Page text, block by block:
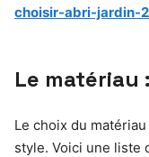
choisir-abri-jardin-
Le matériau
Le choix du
style. Voici une liste